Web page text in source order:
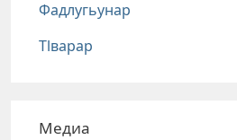
Фадлугьунар
Тlварар
Медиа